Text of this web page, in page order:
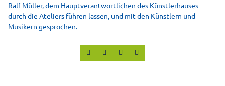
Ralf Müller, dem Hauptverantwortlichen des Künstlerhauses
durch die Ateliers führen lassen, und mit den Künstlern und
Musikern gesprochen.